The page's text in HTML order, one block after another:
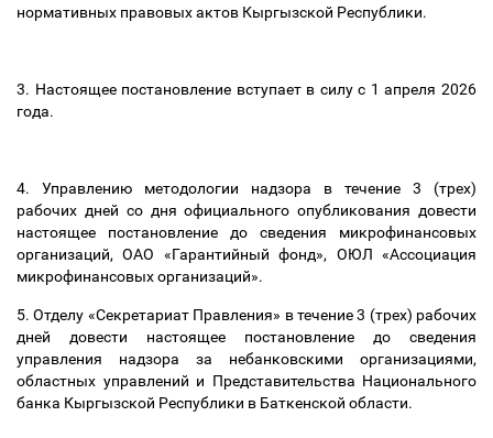
нормативных правовых актов Кыргызской Республики.
3. Настоящее постановление вступает в силу с 1 апреля 2026
года.
4. Управлению методологии надзора в течение 3 (трех)
рабочих дней со дня официального опубликования довести
настоящее постановление до сведения микрофинансовых
организаций, ОАО «Гарантийный фонд», ОЮЛ «Ассоциация
микрофинансовых организаций».
5. Отделу «Секретариат Правления» в течение 3 (трех) рабочих
дней довести настоящее постановление до сведения
управления надзора за небанковскими организациями,
областных управлений и Представительства Национального
банка Кыргызской Республики в Баткенской области.